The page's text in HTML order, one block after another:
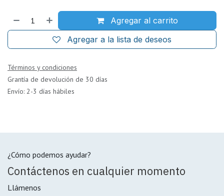
Agregar al carrito
Agregar a la lista de deseos
Términos y condiciones
Grantía de devolución de 30 días
Envío: 2-3 días hábiles
¿Cómo podemos ayudar?
Contáctenos en cualquier momento
Llámenos